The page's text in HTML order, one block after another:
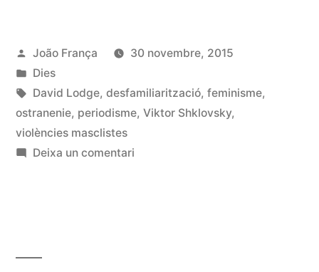
la
ficció
per
al
Publicat
per
João França
30 novembre, 2015
Publicat
en
Dies
Etiquetes:
David Lodge, desfamiliarització, feminisme,
ostranenie, periodisme, Viktor Shklovsky,
violències masclistes
Deixa un comentaria